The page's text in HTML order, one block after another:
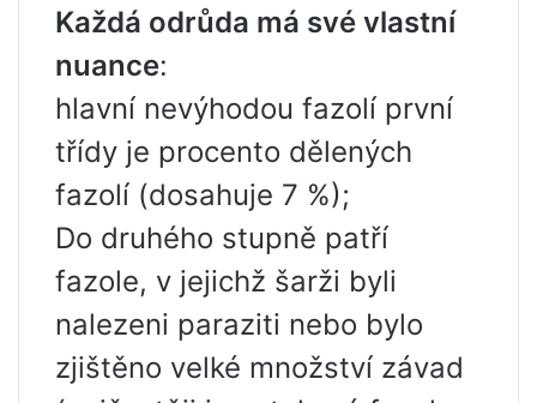
Každá odrůda má své vlastní
nuance:
hlavní nevýhodou fazolí první
třídy je procento dělených
fazolí (dosahuje 7 %);
Do druhého stupně patří
fazole, v jejichž šarži byli
nalezeni paraziti nebo bylo
zjištěno velké množství závad